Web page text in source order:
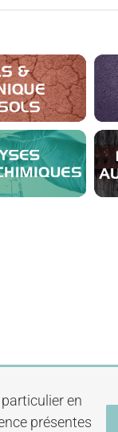
en
présentes